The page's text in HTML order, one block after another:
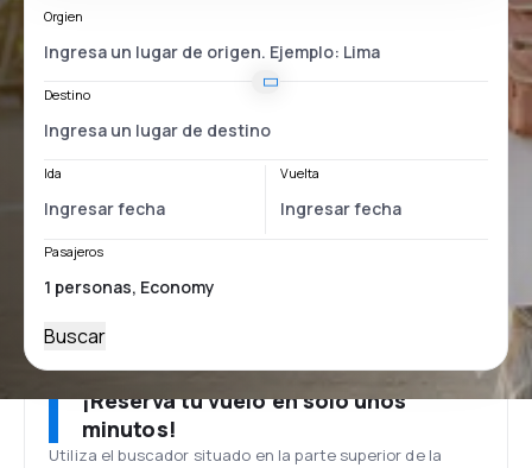
Orgien
Destino
Ida Vuelta
Pasajeros
Buscar
¡Reserva tu vuelo en solo unos
minutos!
Utiliza el buscador situado en la parte superior de la